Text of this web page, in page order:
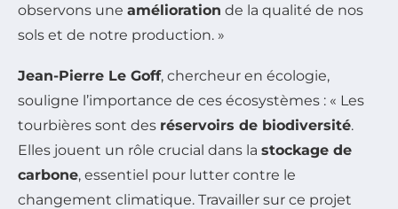
observons une amélioration de la qualité de nos
sols et de notre production. »
Jean-Pierre Le Goff, chercheur en écologie,
souligne l’importance de ces écosystèmes : « Les
tourbières sont des réservoirs de biodiversité.
Elles jouent un rôle crucial dans la stockage de
carbone, essentiel pour lutter contre le
changement climatique. Travailler sur ce projet